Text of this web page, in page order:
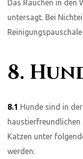
Das Rauchen in den
untersagt. Bei
8.
8.1 Hunde sind in
Katzen unter
werden: